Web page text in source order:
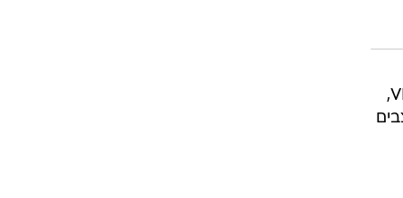
לדברי המשטרה, פולקסווגן גולף משנת 1993 שמנוע ה-1.3 ל' המקורי שלה הוחלף במנוע של VR6,